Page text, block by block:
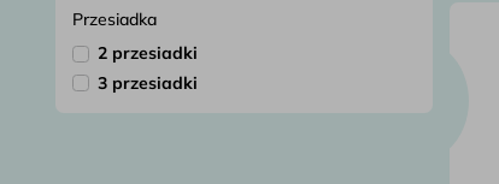
Przesiadka
2 przesiadki
3 przesiadki